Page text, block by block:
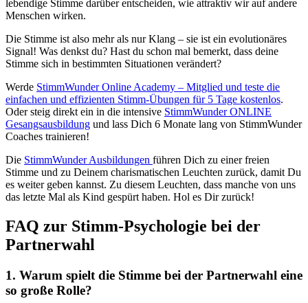
lebendige Stimme darüber entscheiden, wie attraktiv wir auf andere
Menschen wirken.
Die Stimme ist also mehr als nur Klang – sie ist ein evolutionäres
Signal! Was denkst du? Hast du schon mal bemerkt, dass deine
Stimme sich in bestimmten Situationen verändert?
Werde StimmWunder Online Academy – Mitglied und teste die
einfachen und effizienten Stimm-Übungen für 5 Tage kostenlos.
Oder steig direkt ein in die intensive StimmWunder ONLINE
Gesangsausbildung und lass Dich 6 Monate lang von StimmWunder
Coaches trainieren!
Die StimmWunder Ausbildungen führen Dich zu einer freien
Stimme und zu Deinem charismatischen Leuchten zurück, damit Du
es weiter geben kannst. Zu diesem Leuchten, dass manche von uns
das letzte Mal als Kind gespürt haben. Hol es Dir zurück!
FAQ zur Stimm-Psychologie bei der
Partnerwahl
1. Warum spielt die Stimme bei der Partnerwahl eine
so große Rolle?